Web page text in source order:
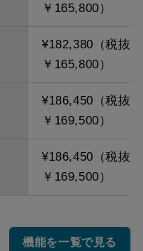
￥165,800）
¥182,380（税抜
￥165,800）
¥186,450（税抜
￥169,500）
¥186,450（税抜
￥169,500）
機能を一覧で見る